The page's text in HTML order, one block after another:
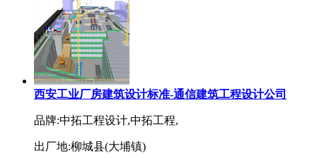
西安工业厂房建筑设计标准-通信建筑工程设计公司
品牌:中拓工程设计,中拓工程,
出厂地:柳城县(大埔镇)